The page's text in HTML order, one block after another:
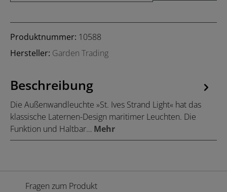
Produktnummer: 10588
Hersteller: Garden Trading
Beschreibung
Die Außenwandleuchte »St. Ives Strand Light« hat das
klassische Laternen-Design maritimer Leuchten. Die
Funktion und Haltbar… Mehr
Fragen zum Produkt